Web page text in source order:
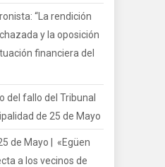
“La rendición
y la oposición
financiera del
del fallo del Tribunal
de 25 de Mayo
de Mayo | «Egüen
a los vecinos de